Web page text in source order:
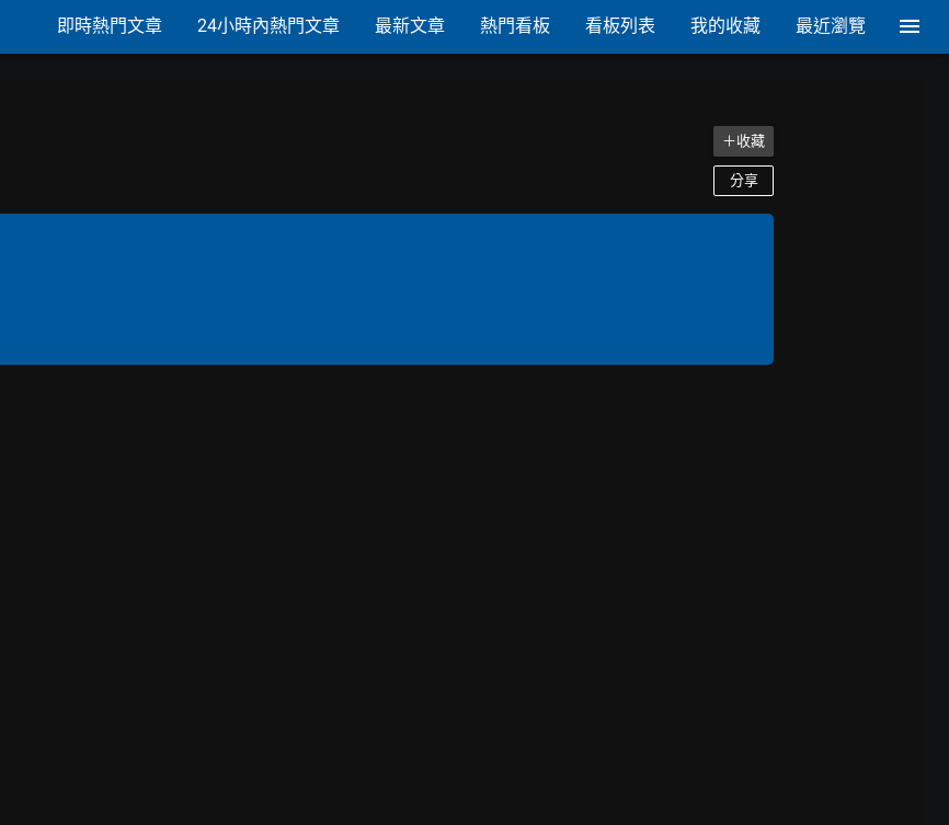
即時熱門文章 24小時內熱門文章 最新文章 熱門看板 看板列表 我的收藏 最近瀏覽
＋收藏
分享